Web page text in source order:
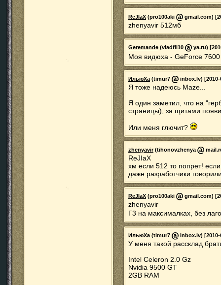
ReJIaX (pro100aki gmail.com)
zhenyavir 512мб
Geremande (vladfil10 ya.ru)
Моя видюха - GeForce
ИльюХа(timur7 inbox.lv) [2010-
Я тоже надеюсь Maze...
Я один заметил, что на
страницы), за щитами
Или меня глючит?
zhenyavir(tihonovzhenya
ReJIaX
хм если 512 то попрет!
даже разработчики
ReJIaX (pro100aki gmail.com)
zhenyavir
Г3 на максималках, без
ИльюХа(timur7 inbox.lv) [2010-
У меня такой рассклад
Intel Celeron 2.0 Gz
Nvidia 9500 GT
2GB RAM